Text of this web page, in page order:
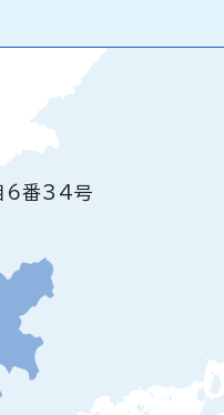
6番34号